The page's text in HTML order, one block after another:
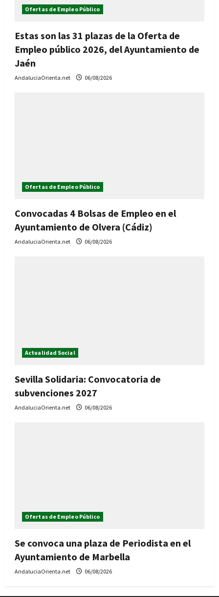
Ofertas de Empleo Público
Estas son las 31 plazas de la Oferta de
Empleo público 2026, del Ayuntamiento de
Jaén
AndaluciaOrienta.net 06/08/2026
Ofertas de Empleo Público
Convocadas 4 Bolsas de Empleo en el
Ayuntamiento de Olvera (Cádiz)
AndaluciaOrienta.net 06/08/2026
Actualidad Social
Sevilla Solidaria: Convocatoria de
subvenciones 2027
AndaluciaOrienta.net 06/08/2026
Ofertas de Empleo Público
Se convoca una plaza de Periodista en el
Ayuntamiento de Marbella
AndaluciaOrienta.net 06/08/2026